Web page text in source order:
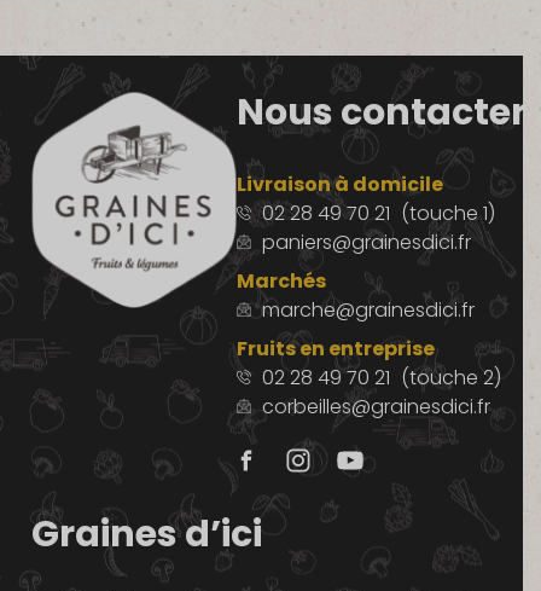
Nous contacter
Livraison à domicile
02 28 49 70 21 (touche 1)
paniers@grainesdici.fr
Marchés
marche@grainesdici.fr
Fruits en entreprise
02 28 49 70 21 (touche 2)
corbeilles@grainesdici.fr
Graines d’ici